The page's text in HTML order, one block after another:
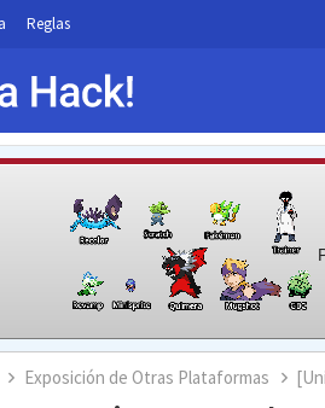
Reglas
Exposición de Otras Plataformas